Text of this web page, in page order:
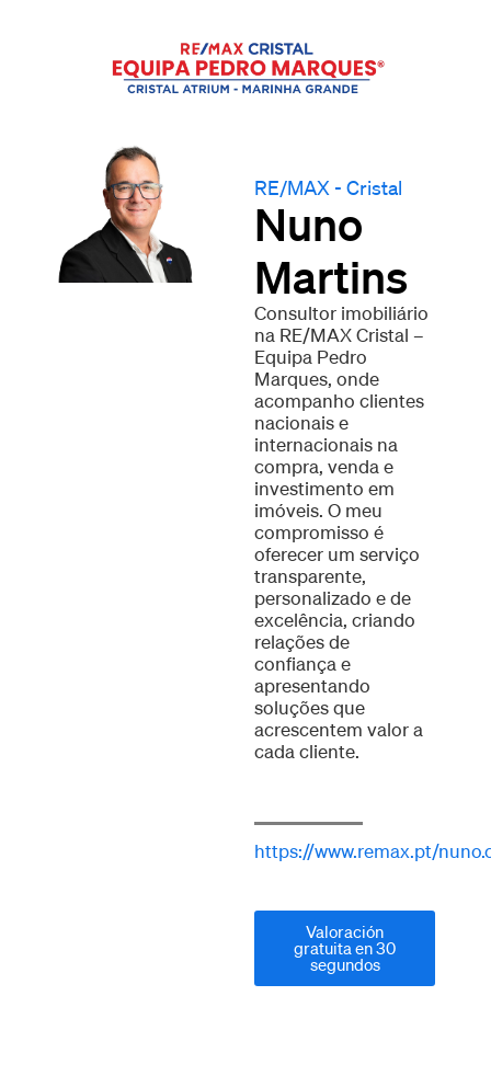
RE/MAX - Cristal
Nuno
Martins
Consultor imobiliário
na RE/MAX Cristal –
Equipa Pedro
Marques, onde
acompanho clientes
nacionais e
internacionais na
compra, venda e
investimento em
imóveis. O meu
compromisso é
oferecer um serviço
transparente,
personalizado e de
excelência, criando
relações de
confiança e
apresentando
soluções que
acrescentem valor a
cada cliente.
https://www.remax.pt/
Valoración
gratuita en 30
segundos